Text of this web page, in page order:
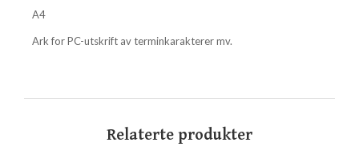
A4
Ark for PC-utskrift av terminkarakterer mv.
Relaterte produkter